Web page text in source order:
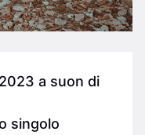
a suon di
singolo